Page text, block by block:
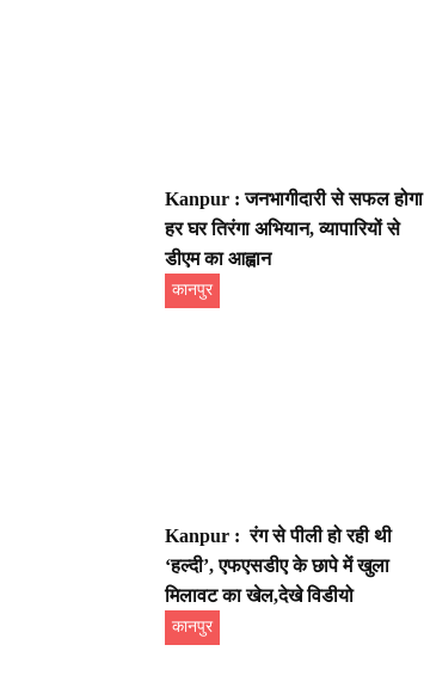
Kanpur : जनभागीदारी से सफल होगा
हर घर तिरंगा अभियान, व्यापारियों से
डीएम का आह्वान
कानपुर
Kanpur : रंग से पीली हो रही थी
‘हल्दी’, एफएसडीए के छापे में खुला
मिलावट का खेल,देखे विडीयो
कानपुर